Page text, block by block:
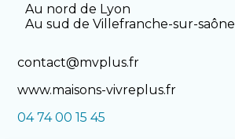
Au nord de Lyon
Au sud de Villefranche-sur-saône
contact@mvplus.fr
www.maisons-vivreplus.fr
04 74 00 15 45